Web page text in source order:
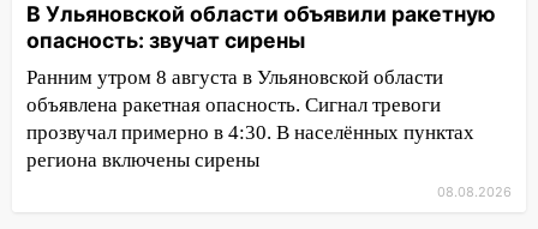
15:47 Ульяновцы могут вернуть деньги
за абонементы закрывшегося фитнес-
клуба «Рекорд-Fitness»
15:34
После вмешательства
прокуратуры в селах Ульяновской
области привели в порядок детские
В Ульяновской области объявили ракетную
опасность: звучат сирены
Ранним утром 8 августа в Ульяновской области
объявлена ракетная опасность. Сигнал тревоги
прозвучал примерно в 4:30. В населённых пунктах
региона включены сирены
08.08.2026